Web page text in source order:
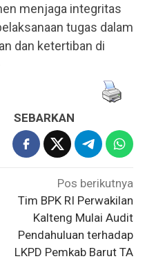
menjaga integritas
tugas dalam
dan ketertiban di
SEBARKAN
Pos berikutnya
Tim BPK RI Perwakilan
Kalteng Mulai Audit
Pendahuluan terhadap
LKPD Pemkab Barut TA